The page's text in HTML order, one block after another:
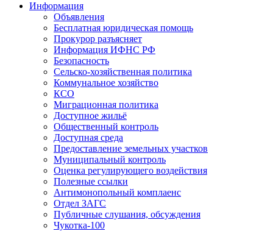
Информация
Объявления
Бесплатная юридическая помощь
Прокурор разъясняет
Информация ИФНС РФ
Безопасность
Сельско-хозяйственная политика
Коммунальное хозяйство
КСО
Миграционная политика
Доступное жильё
Общественный контроль
Доступная среда
Предоставление земельных участков
Муниципальный контроль
Оценка регулирующего воздействия
Полезные ссылки
Антимонопольный комплаенс
Отдел ЗАГС
Публичные слушания, обсуждения
Чукотка-100